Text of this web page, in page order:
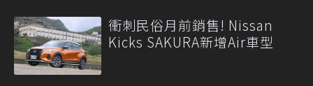
衝刺民俗月前銷售! Nissan
Kicks SAKURA新增Air車型